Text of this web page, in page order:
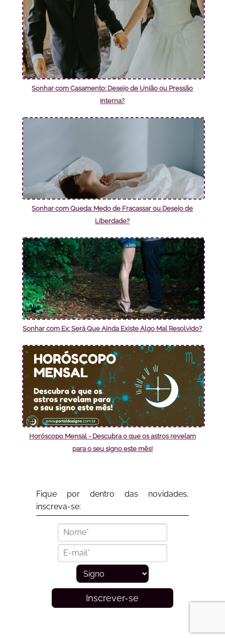
Sonhar com Casamento: Desejo de União ou Pressão
Interna?
Sonhar com Queda: Medo de Fracassar ou Desejo de
Liberdade?
Sonhar com Ex: Será Que Ainda Existe Algo Mal Resolvido?
Horóscopo Mensal - Descubra o que os astros revelam
para o seu signo este mês!
Fique por dentro das novidades,
inscreva-se:
Inscrever-se